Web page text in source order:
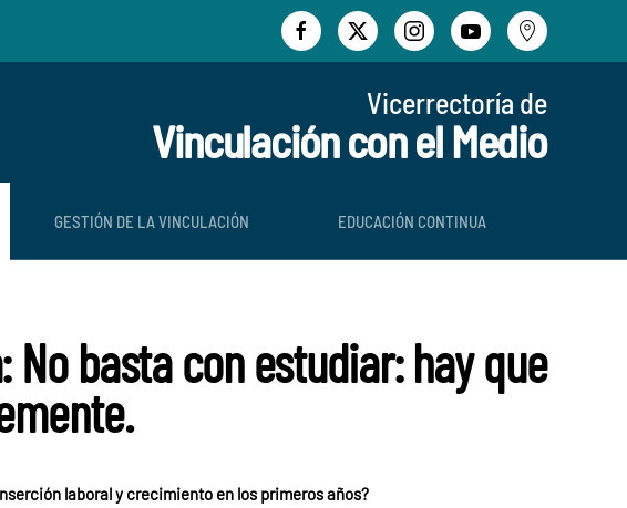
Vicerrectoría de
Vinculación con el Medio
GESTIÓN DE LA VINCULACIÓN EDUCACIÓN CONTINUA
No basta con estudiar: hay que
laboral y crecimiento en los primeros años?